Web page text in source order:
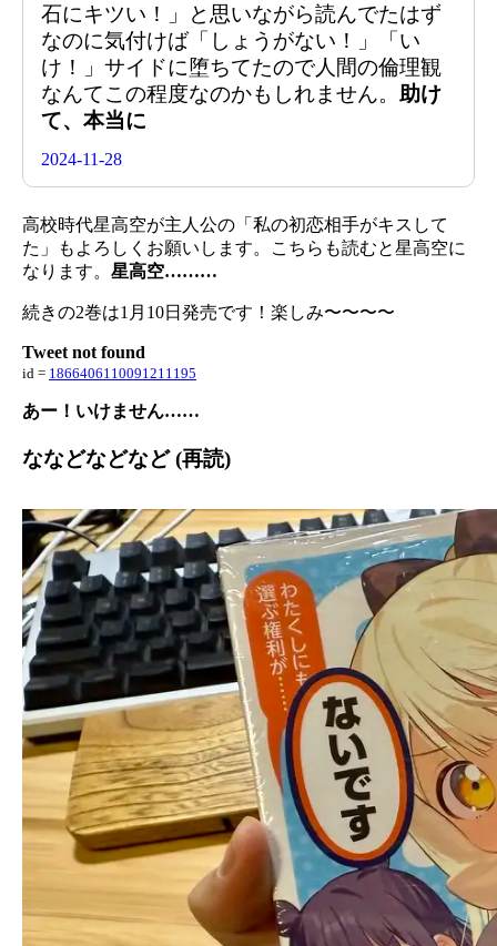
石にキツい！」と思いながら読んでたはず
なのに気付けば「しょうがない！」「い
け！」サイドに堕ちてたので人間の倫理観
なんてこの程度なのかもしれません。 助け
て、本当に
2024-11-28
高校時代星高空が主人公の「私の初恋相手がキスして
た」もよろしくお願いします。こちらも読むと星高空に
なります。 星高空………
続きの2巻は1月10日発売です！楽しみ〜〜〜〜
Tweet not found
id = 1866406110091211195
あー！いけません……
ななどなどなど (再読)